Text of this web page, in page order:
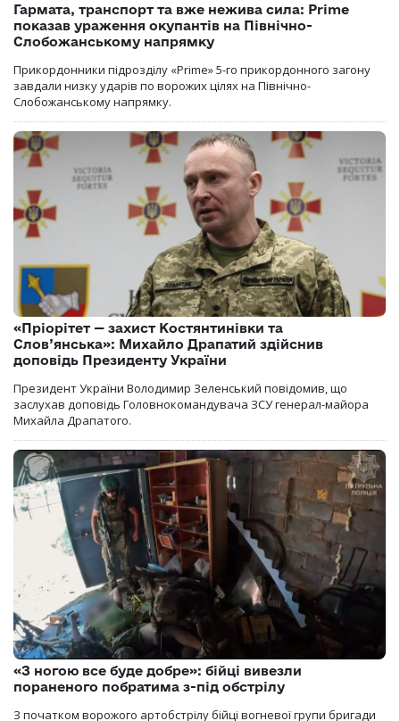
Гармата, транспорт та вже нежива сила: Prime
показав ураження окупантів на Північно-
Слобожанському напрямку
Прикордонники підрозділу «Prime» 5-го прикордонного загону
завдали низку ударів по ворожих цілях на Північно-
Слобожанському напрямку.
«Пріорітет — захист Костянтинівки та
Слов’янська»: Михайло Драпатий здійснив
доповідь Президенту України
Президент України Володимир Зеленський повідомив, що
заслухав доповідь Головнокомандувача ЗСУ генерал-майора
Михайла Драпатого.
«З ногою все буде добре»: бійці вивезли
пораненого побратима з-під обстрілу
З початком ворожого артобстрілу бійці вогневої групи бригади